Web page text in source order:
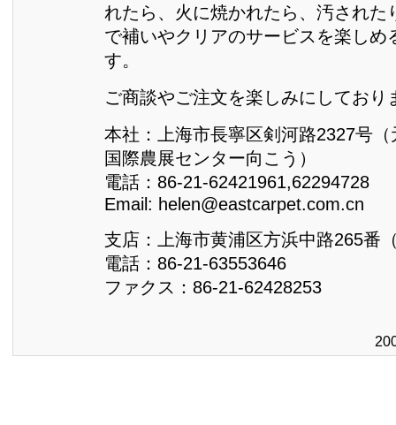
れたら、火に焼かれたら、汚された
で補いやクリアのサービスを楽しめ
す。
ご商談やご注文を楽しみにしており
本社：上海市長寧区剣河路2327号
国際農展センター向こう）
電話：86-21-62421961,62294728
Email: helen@eastcarpet.com.cn
支店：上海市黄浦区方浜中路265番
電話：86-21-63553646
ファクス：86-21-62428253